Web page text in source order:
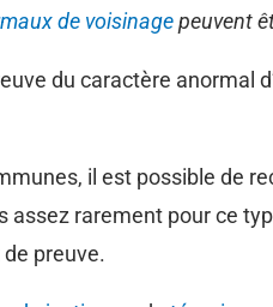
de voisinagepeuvent
du caractère anormal
il est possible de
assez rarement pour ce
preuve.